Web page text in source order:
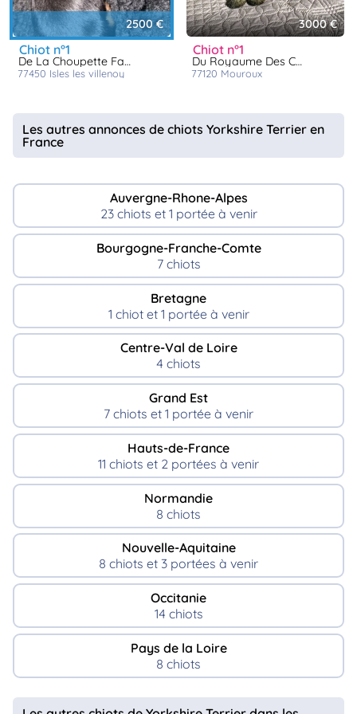
2500 €
chiot n°1
De La Choupette Family
77450 isles les villenoy
3000 €
chiot n°1
Du Royaume Des Choupettes
77120 mouroux
Les autres annonces de chiots Yorkshire Terrier en
France
Auvergne-Rhone-Alpes
23 chiots et 1 portée à venir
Bourgogne-Franche-Comte
7 chiots
Bretagne
1 chiot et 1 portée à venir
Centre-Val de Loire
4 chiots
Grand Est
7 chiots et 1 portée à venir
Hauts-de-France
11 chiots et 2 portées à venir
Normandie
8 chiots
Nouvelle-Aquitaine
8 chiots et 3 portées à venir
Occitanie
14 chiots
Pays de la Loire
8 chiots